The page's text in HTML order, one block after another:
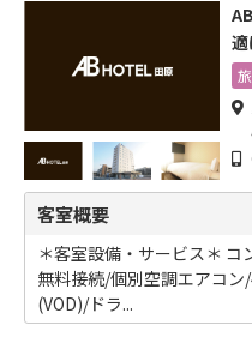
客室概要
＊客室設備・サービス＊
無料接続/個別空調エアコ
(VOD)/ドラ...